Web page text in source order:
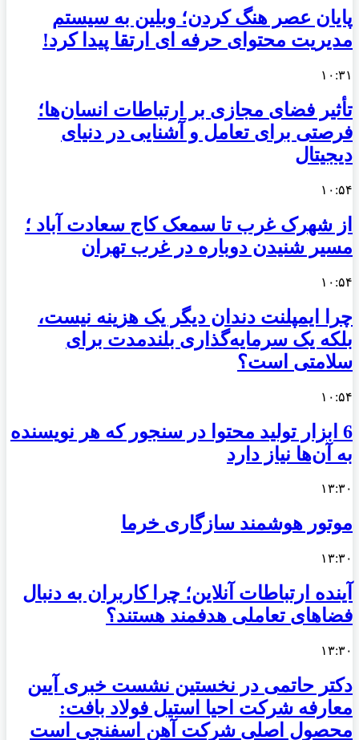
پایان عصر هنگ کردن؛ وبلین به سیستم
مدیریت محتوای حرفه ای ارتقا پیدا کرد!
۱۰:۳۱
تأثیر فضای مجازی بر ارتباطات انسان‌ها؛
فرصتی برای تعامل و آشنایی در دنیای
دیجیتال
۱۰:۵۴
از شهرک غرب تا سمعک کاج سعادت آباد ؛
مسیر شنیدن دوباره در غرب تهران
۱۰:۵۴
چرا ایمپلنت دندان دیگر یک هزینه نیست،
بلکه یک سرمایه‌گذاری بلندمدت برای
سلامتی است؟
۱۰:۵۴
6 ابزار تولید محتوا در سنجور که هر نویسنده
به آن‌ها نیاز دارد
۱۳:۳۰
موتور هوشمند سازگاری خرما
۱۳:۳۰
آینده ارتباطات آنلاین؛ چرا کاربران به دنبال
فضاهای تعاملی هدفمند هستند؟
۱۳:۳۰
دکتر حاتمی در نخستین نشست خبری آیین
معارفه شرکت احیا استیل فولاد بافت:
محصول اصلی شرکت آهن اسفنجی است